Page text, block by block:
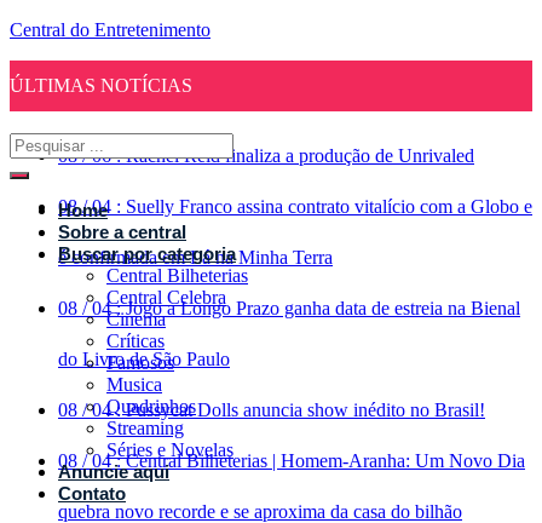
Central do Entretenimento
ÚLTIMAS NOTÍCIAS
08 / 06 : Rachel Reid finaliza a produção de Unrivaled
08 / 04 : Suelly Franco assina contrato vitalício com a Globo e
é confirmada em Lá na Minha Terra
08 / 04 : Jogo a Longo Prazo ganha data de estreia na Bienal
do Livro de São Paulo
08 / 04 : Pussycat Dolls anuncia show inédito no Brasil!
08 / 04 : Central Bilheterias | Homem-Aranha: Um Novo Dia
quebra novo recorde e se aproxima da casa do bilhão
Home
Sobre a central
Buscar por categoria
Central Bilheterias
Central Celebra
Cinema
Críticas
Famosos
Musica
Quadrinhos
Streaming
Séries e Novelas
Anuncie aqui
Contato